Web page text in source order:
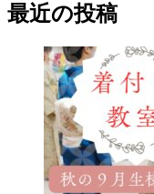
カ
イ
最近の投稿